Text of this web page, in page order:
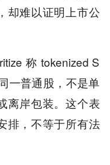
却难以证明上市公
称 tokenized S
一普通股，不是单
离岸包装。这个表
排，不等于所有法